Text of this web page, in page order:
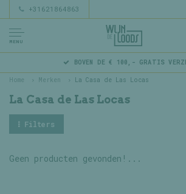
+31621864863
MENU
BOVEN DE € 100,- GRATIS
Home Merken La Casa de Las Locas
La Casa de Las Locas
Filters
Geen producten gevonden!...